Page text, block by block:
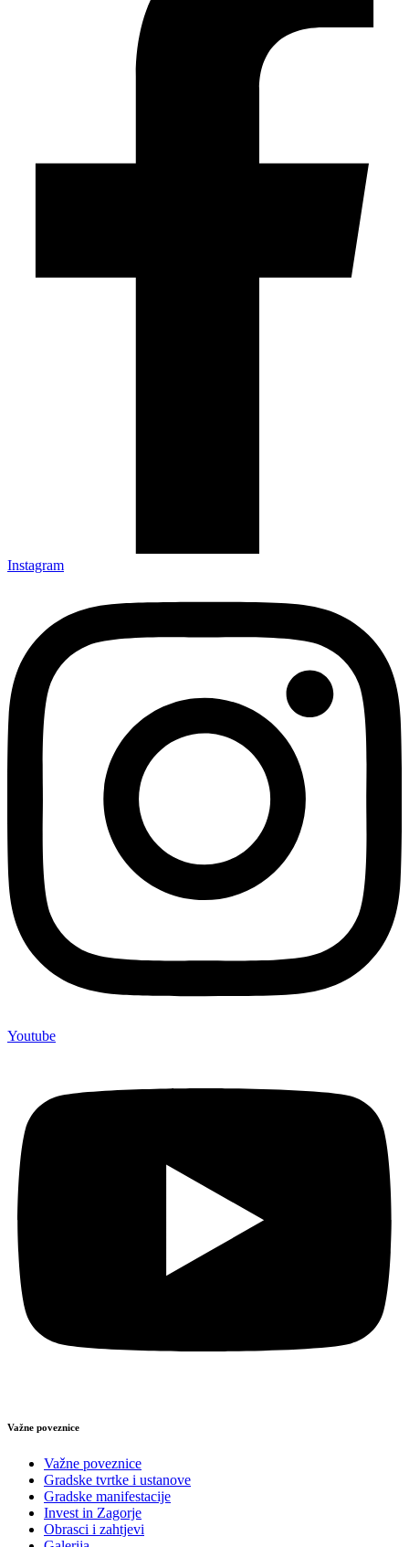
Instagram
Youtube
Važne poveznice
Važne poveznice
Gradske tvrtke i ustanove
Gradske manifestacije
Invest in Zagorje
Obrasci i zahtjevi